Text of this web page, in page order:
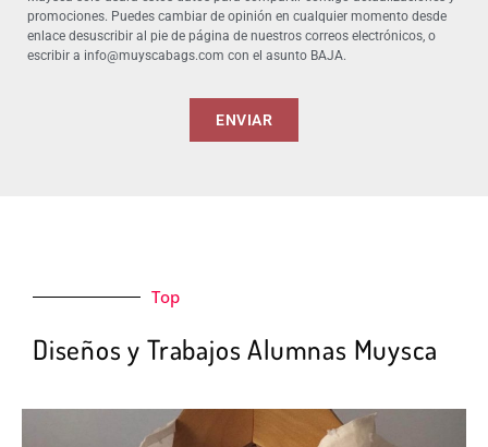
promociones. Puedes cambiar de opinión en cualquier momento desde
enlace desuscribir al pie de página de nuestros correos electrónicos, o
escribir a info@muyscabags.com con el asunto BAJA.
ENVIAR
Top
Diseños y Trabajos Alumnas Muysca